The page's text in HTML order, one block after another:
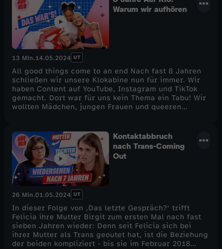
Warum wir aufhören
13 Min.14.05.2024 UT
All good things come to an end Nach fast 8 Jahren
schließen wir unsere Klokabine nun für immer. Wir
haben Content auf YouTube, Instagram und TikTok
gemacht. Dort war für uns kein Thema ein Tabu! Wir
wollten Mädchen, jungen Frauen und queeren
wieder verändert, immer mit dem Anspruch daran,
eine junge Kernzielgruppe zu adressieren – das
konnten wir zuletzt nicht mehr erreichen. Wir
machen nun Platz für neue junge Formate Und an der
Stelle bleibt uns nur eines zu sagen: Danke! Danke
an die beste und tollste Community der Welt: Ihr
habt uns dazu ermutigt, ganz offen über "Tabus" zu
sprechen, ihr habt eure Geheimnisse und Fragen mit
uns geteilt – ihr habt Auf Klo zu diesem wunderbaren
Kanal gemacht. Das war eine tolle Zeit mit euch, die
wir niemals vergessen werden. Unsere Videos
bleiben natürlich online. Danke und ganz viel Liebe
wünscht euch euer Auf Klo-Team
Kontaktabbruch
nach Trans-Coming
Out
26 Min.01.05.2024 UT
In dieser Folge von ‚Das letzte Gespräch?‘ trifft
Felicia ihre Mutter Birgit zum ersten Mal nach fast
sieben Jahren wieder: Denn seit Felicia sich bei
ihrer Mutter als Trans geoutet hat, ist die Beziehung
der beiden kompliziert - bis sie im Februar 2018